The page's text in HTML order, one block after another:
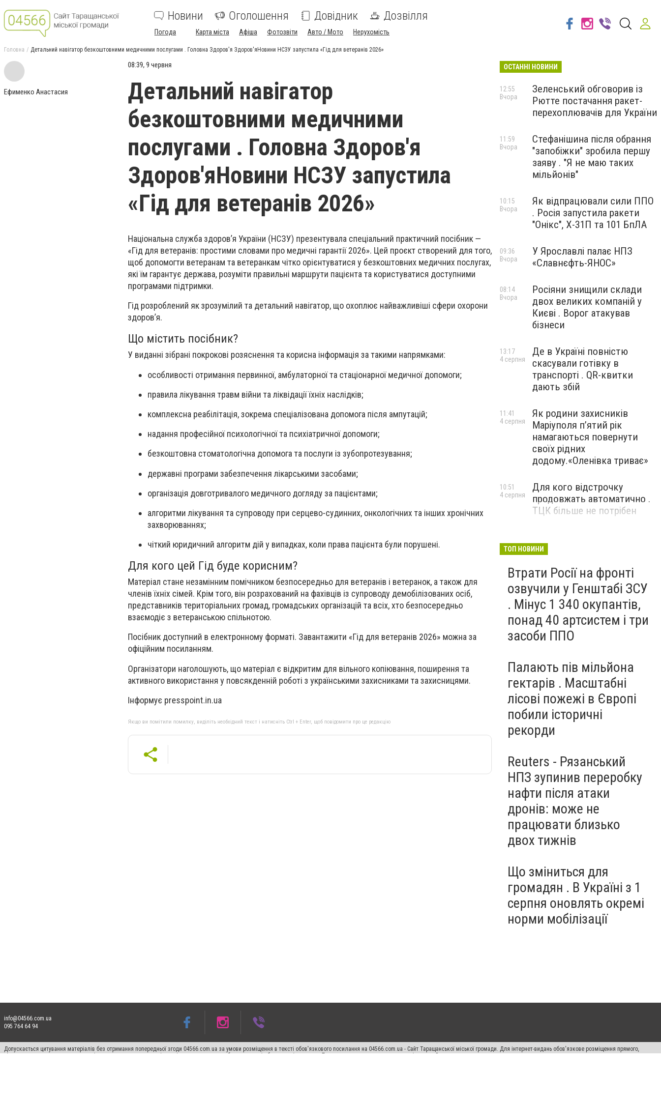
Новини Оголошення Довідник Дозвілля
Погода Карта міста Афіша Фотозвіти Авто / Мото Нерухомість
Головна Детальний навігатор безкоштовними медичними послугами . Головна Здоров'я Здоров'яНовини НСЗУ запустила «Гід для ветеранів 2026»
Ефименко Анастасия
08:39, 9 червня
Детальний навігатор
безкоштовними медичними
послугами . Головна Здоров'я
Здоров'яНовини НСЗУ запустила
«Гід для ветеранів 2026»
Національна служба здоров’я України (НСЗУ) презентувала спеціальний практичний посібник —
«Гід для ветеранів: простими словами про медичні гарантії 2026». Цей проєкт створений для того,
щоб допомогти ветеранам та ветеранкам чітко орієнтуватися у безкоштовних медичних послугах,
які їм гарантує держава, розуміти правильні маршрути пацієнта та користуватися доступними
програмами підтримки.
Гід розроблений як зрозумілий та детальний навігатор, що охоплює найважливіші сфери охорони
здоров’я.
Що містить посібник?
У виданні зібрані покрокові розяснення та корисна інформація за такими напрямками:
особливості отримання первинної, амбулаторної та стаціонарної медичної допомоги;
правила лікування травм війни та ліквідації їхніх наслідків;
комплексна реабілітація, зокрема спеціалізована допомога після ампутацій;
надання професійної психологічної та психіатричної допомоги;
безкоштовна стоматологічна допомога та послуги із зубопротезування;
державні програми забезпечення лікарськими засобами;
організація довготривалого медичного догляду за пацієнтами;
алгоритми лікування та супроводу при серцево-судинних, онкологічних та інших хронічних
захворюваннях;
чіткий юридичний алгоритм дій у випадках, коли права пацієнта були порушені.
Для кого цей Гід буде корисним?
Матеріал стане незамінним помічником безпосередньо для ветеранів і ветеранок, а також для
членів їхніх сімей. Крім того, він розрахований на фахівців із супроводу демобілізованих осіб,
представників територіальних громад, громадських організацій та всіх, хто безпосередньо
взаємодіє з ветеранською спільнотою.
Посібник доступний в електронному форматі. Завантажити «Гід для ветеранів 2026» можна за
офіційним посиланням.
Організатори наголошують, що матеріал є відкритим для вільного копіювання, поширення та
активного використання у повсякденній роботі з українськими захисниками та захисницями.
Інформує presspoint.in.ua
Якщо ви помітили помилку, виділіть необхідний текст і натисніть Ctrl + Enter, щоб повідомити про це редакцію
ОСТАННІ НОВИНИ
Зеленський обговорив із
Рютте постачання ракет-
перехоплювачів для України
12:55
Вчора
Стефанішина після обрання
"запобіжки" зробила першу
заяву . "Я не маю таких
мільйонів"
11:59
Вчора
Як відпрацювали сили ППО
. Росія запустила ракети
"Онікс", Х-31П та 101 БпЛА
10:15
Вчора
У Ярославлі палає НПЗ
«Славнєфть-ЯНОС»
09:36
Вчора
Росіяни знищили склади
двох великих компаній у
Києві . Ворог атакував
бізнеси
08:14
Вчора
Де в Україні повністю
скасували готівку в
транспорті . QR-квитки
дають збій
13:17
4 серпня
Як родини захисників
Маріуполя пʼятий рік
намагаються повернути
своїх рідних
додому.«Оленівка триває»
11:41
4 серпня
Для кого відстрочку
продовжать автоматично .
ТЦК більше не потрібен
10:51
4 серпня
ТОП НОВИНИ
Втрати Росії на фронті
озвучили у Генштабі ЗСУ
. Мінус 1 340 окупантів,
понад 40 артсистем і три
засоби ППО
Палають пів мільйона
гектарів . Масштабні
лісові пожежі в Європі
побили історичні
рекорди
Reuters - Рязанський
НПЗ зупинив переробку
нафти після атаки
дронів: може не
працювати близько
двох тижнів
Що зміниться для
громадян . В Україні з 1
серпня оновлять окремі
норми мобілізації
info@04566.com.ua
095 764 64 94
Допускається цитування матеріалів без отримання попередньої згоди 04566.com.ua за умови розміщення в тексті обов'язкового посилання на 04566.com.ua - Cайт Таращанської міської громади. Для інтернет-видань обов'язкове розміщення прямого,
відкритого для пошукових систем гіперпосилання на цитовані статті не нижче другого абзацу в тексті або в якості джерела. Порушення виняткових прав переслідується Законом.